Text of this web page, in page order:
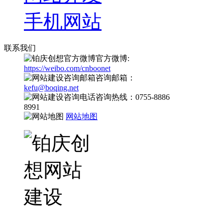
手机网站
联系我们
官方微博:
https://weibo.com/cnboonet
咨询邮箱：
kefu@boqing.net
咨询热线：0755-8886
8991
网站地图